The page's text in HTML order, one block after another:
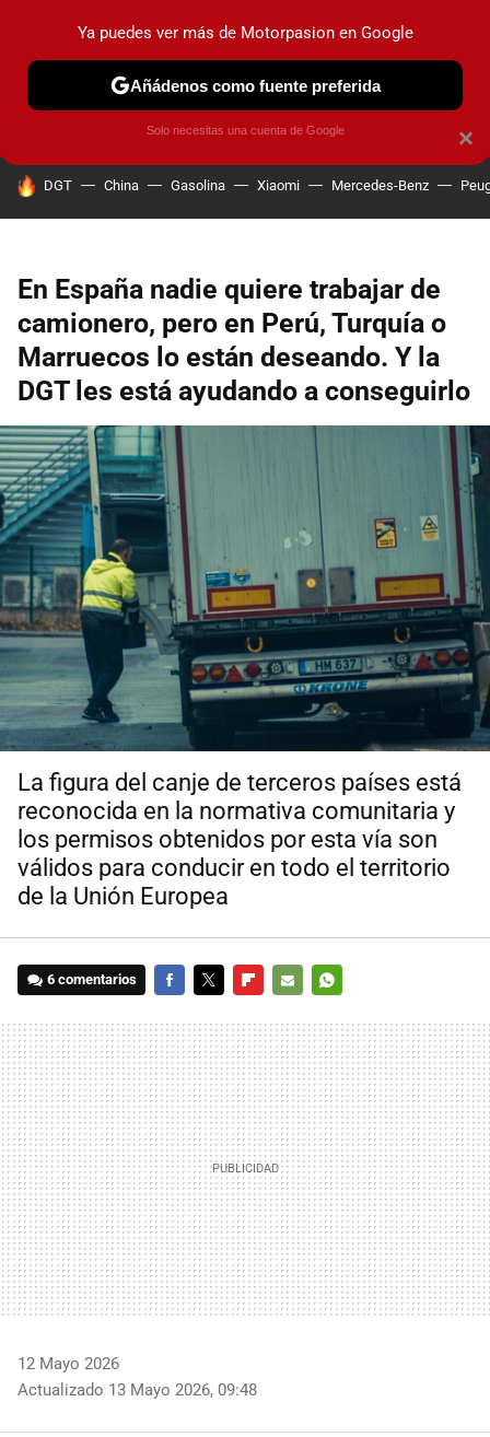
PRUEBAS COCHES ELÉCTRICOS OBSERVATORIO
HOY SE HABLA DE
DGT China Gasolina Xiaomi Mercedes-Benz
En España nadie quiere trabajar de
camionero, pero en Perú, Turquía o
Marruecos lo están deseando. Y la
DGT les está ayudando a conseguirlo
La figura del canje de terceros países está
reconocida en la normativa comunitaria y
los permisos obtenidos por esta vía son
válidos para conducir en todo el territorio
de la Unión Europea
6 comentarios
MAIL
12 Mayo 2026
Actualizado 13 Mayo 2026, 09:48
×
Ya puedes ver más de Motorpasion en Google
Añádenos como fuente preferida
Solo necesitas una cuenta de Google